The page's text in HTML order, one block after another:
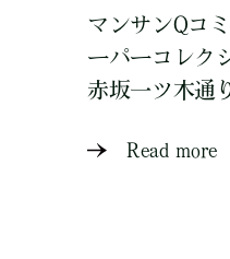
マンサンQコ
ーパーコレク
赤坂一ツ木通
Read more